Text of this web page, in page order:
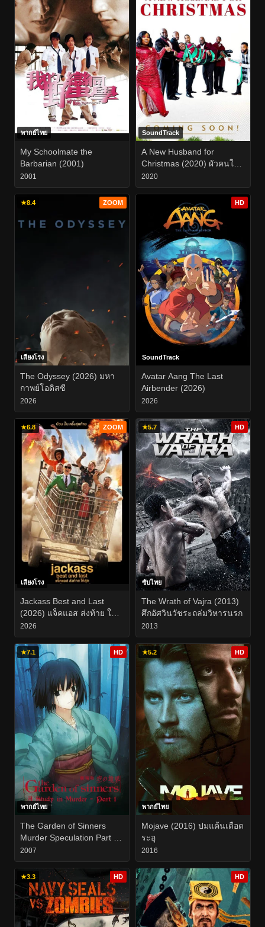
พากย์ไทย
My Schoolmate the
Barbarian (2001)
2001
SoundTrack
A New Husband for
Christmas (2020) ผัวคนใหม่
ในวันคริสมาสต์
2020
★8.4 ZOOM
เสียงโรง
The Odyssey (2026) มหา
กาพย์โอดิสซี
2026
HD
SoundTrack
Avatar Aang The Last
Airbender (2026)
2026
★6.8 ZOOM
เสียงโรง
Jackass Best and Last
(2026) แจ็คแอส ส่งท้าย ให้
สุด
2026
★5.7 HD
ซับไทย
The Wrath of Vajra (2013)
ศึกอัศวินวัชระถล่มวิหารนรก
2013
★7.1 HD
พากย์ไทย
The Garden of Sinners
Murder Speculation Part A
(2007)
2007
★5.2 HD
พากย์ไทย
Mojave (2016) ปมแค้นเดือด
ระอุ
2016
★3.3 HD HD